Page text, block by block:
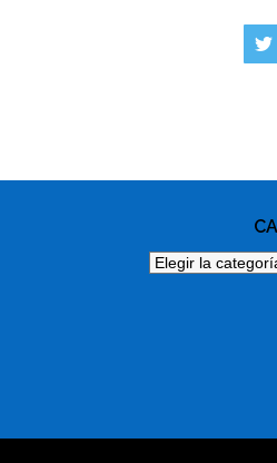
NAVIGATION
Categorías